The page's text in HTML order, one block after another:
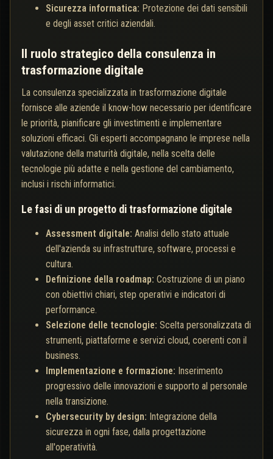
Sicurezza informatica: Protezione dei dati sensibili
e degli asset critici aziendali.
Il ruolo strategico della consulenza in
trasformazione digitale
La consulenza specializzata in trasformazione digitale
fornisce alle aziende il know-how necessario per identificare
le priorità, pianificare gli investimenti e implementare
soluzioni efficaci. Gli esperti accompagnano le imprese nella
valutazione della maturità digitale, nella scelta delle
tecnologie più adatte e nella gestione del cambiamento,
inclusi i rischi informatici.
Le fasi di un progetto di trasformazione digitale
Assessment digitale: Analisi dello stato attuale
dell'azienda su infrastrutture, software, processi e
cultura.
Definizione della roadmap: Costruzione di un piano
con obiettivi chiari, step operativi e indicatori di
performance.
Selezione delle tecnologie: Scelta personalizzata di
strumenti, piattaforme e servizi cloud, coerenti con il
business.
Implementazione e formazione: Inserimento
progressivo delle innovazioni e supporto al personale
nella transizione.
Cybersecurity by design: Integrazione della
sicurezza in ogni fase, dalla progettazione
all'operatività.